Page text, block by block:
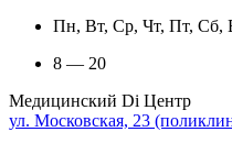
Пн, Вт, Ср, Чт, Пт, Сб,
8 — 20
Медицинский Di Центр
ул. Московская, 23